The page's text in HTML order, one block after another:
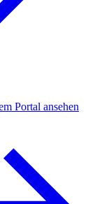
Portal ansehen